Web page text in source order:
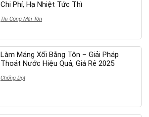
Chi Phí, Hạ Nhiệt Tức Thì
Thi Công Mái Tôn
Làm Máng Xối Bằng Tôn – Giải Pháp
Thoát Nước Hiệu Quả, Giá Rẻ 2025
Chống Dột